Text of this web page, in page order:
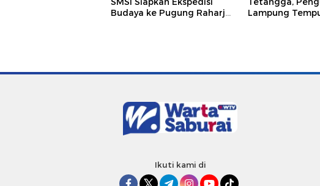
Budaya ke Pugung Raharjo
Lampung
Ikuti kami di